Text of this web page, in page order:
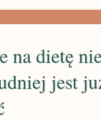
na dietę
jest